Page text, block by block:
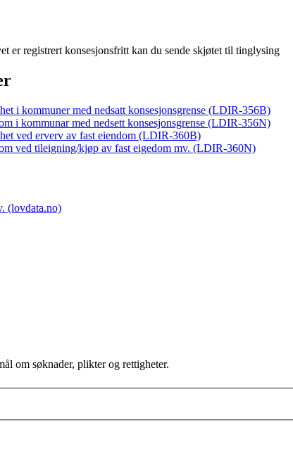
er registrert konsesjonsfritt kan du sende skjøtet til tinglysing
i kommuner med nedsatt konsesjonsgrense (LDIR-356B)
i kommunar med nedsett konsesjonsgrense (LDIR-356N)
ved erverv av fast eiendom (LDIR-360B)
ved tileigning/kjøp av fast eigedom mv. (LDIR-360N)
(lovdata.no)
om søknader, plikter og rettigheter.